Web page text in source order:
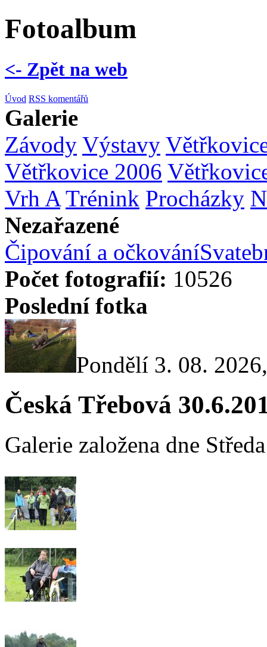
Fotoalbum
<- Zpět na web
Úvod RSS komentářů
Galerie
Závody Výstavy
Větřkovice 2006
Vrh A Trénink Procházky
Nezařazené
Čipování a očkování
Počet fotografií: 10526
Poslední fotka
Pondělí 3. 08.
Česká Třebová
Galerie založena dne